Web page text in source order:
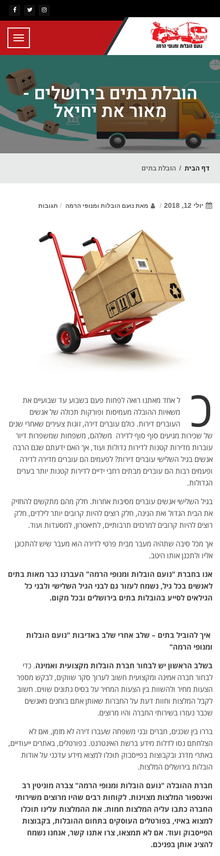
הובלת בתים בירושלים -
מאור את יחיאל
דף הבית הובלת בתים
יולי 12, 2018 מאת נועם הובלות ומנופי הרמה תגובות
כ
ל אחד מאתנו רואה לפחות פעם בשבוע עד שבועיים את
משאיות ההובלה מעמיסות ופורקות תכולה של אנשים
העוברים דירות. כולם עוברים דירה, זוגות צעירים שאחרי שנים
של שכירות מגיעים סוף סוף לדירה משלהם, משפחות שמשפרות דיור
עוברות מדירות קטנות לדירות גדולות ועוד, אך האם ידעתם שגם הרבה
אנשים בגיל השלישי עוברים דירות? לפעמים הם עוברים מדירה לדירה
ופעמים רבות הם עוברים מבתים רחבי ידיים לדירות קטנות יותר בערים
הגדולות.
בגיל השלישי אנשים עוברים מסיבות אחרות. חלק מהם מתקשים להחזיק
את הבית הגדול ואת הגינה, חלק רוצים להיות קרובים יותר לילדים, חלק
רוצים להיות קרובים למרכזים תרבותיים, לתיאטרון, למסעדות ועוד.
אך מכל סיבה שתהיה מעבר מבית פרטי לדירה הוא מעבר שיש להתכונן
אליו ולתכנן אותו היטב.
אנו בחברת "נועם הובלות ומנופי הרמה" העברנו כבר מאות בתים
לאנשים בכל גיל, נשמח לעזור גם לבני הגיל השלישי ולבני כל
הגילאים לסייע בהובלות בתים בירושלים ובכל מקום.
איך להוביל בתים – שלב אחרי שלב באדיבות "נועם הובלות
ומנופי הרמה"
בשלב הראשון יש לבחור חברת הובלות מקצועית ואמינה. כדי
לבחור חברה אמינה ומקצועית חשוב לערוך סקר שווקים, לבקש מספר
הצעות מחיר ולהשוות בין הצעות המחיר על בסיס נתונים שווים. חשוב
לקבל המלצות וחוות דעת על החברות שאותן אתם בוחנים מאנשים
שכבר נעזרו בשירותי החברה והיו מרוצים.
בררו בין שכנים, חברים ובני משפחה שעברו דירה לא מזמן, ואם לא
הצלחתם נסו לדלות מידע ברשת האינטרנט. בפורטלים, באתרים ייעודיים,
באתרי מדרג ובקבוצות בפייסבוק תוכלו למצוא מידע עדכני על אודות
הובלות בירושלים המלצות.
חברת ההובלה "נועם הובלות ומנופי הרמה" צברה מוניטין רב
ואינספור המלצות מצוינות. לקוחות רבים שהיו מרוצים משירותי
החברה כתבו עליה המלצות חמות. את ההמלצות עלינו תוכלו
למצוא באיזי, בפורטלים העוסקים בתחום ההובלות, בקבוצות
הפייסבוק ועוד. אם לא תמצאו, צרו אתנו קשר, אנחנו נשמח
להציג אותן בפניכם.